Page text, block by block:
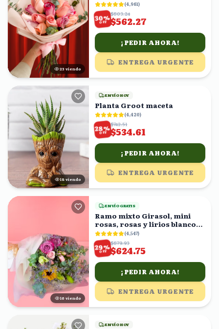
24 viendo
(4,961)
30%
OFF
$803.24
$562.27
¡PEDIR AHORA!
ENTREGA URGENTE
19 viendo
ENVÍO HOY
Planta Groot maceta
(4,420)
28%
OFF
$742.51
$534.61
¡PEDIR AHORA!
ENTREGA URGENTE
16 viendo
ENVÍO GRATIS
Ramo mixto Girasol, mini
rosas, rosas y lirios blancos
en ramo(4,547)
29%
OFF
$879.93
$624.75
¡PEDIR AHORA!
ENTREGA URGENTE
ENVÍO HOY